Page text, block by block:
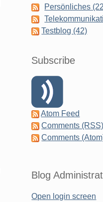
Persönliches
Testblog (42)
Subscribe
Atom Feed
Comments (RSS)
Comments
Blog
Open login screen